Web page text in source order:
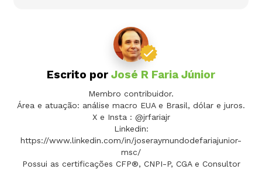
Escrito por José R Faria Júnior
Membro contribuidor.
Área e atuação: análise macro EUA e Brasil, dólar e juros.
X e Insta : @jrfariajr
Linkedin:
https://www.linkedin.com/in/joseraymundodefariajunior-
msc/
Possui as certificações CFP®, CNPI-P, CGA e Consultor